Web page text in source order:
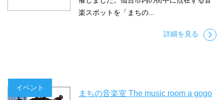
楽スポットを「まちの...
詳細を見る
イベント
まちの音楽室 The music room a gogo